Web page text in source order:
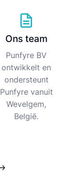
Ons team
Punfyre BV
ontwikkelt en
ondersteunt
Punfyre vanuit
Wevelgem,
België.